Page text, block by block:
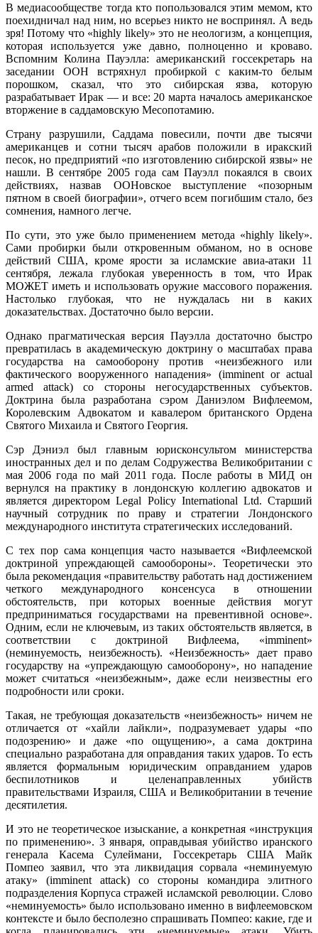
В медиасообществе тогда кто попользовался этим мемом, кто
поехидничал над ним, но всерьез никто не воспринял. А ведь
зря! Потому что «highly likely» это не неологизм, а концепция,
которая используется уже давно, полноценно и кроваво.
Вспомним Колина Пауэлла: американский госсекретарь на
заседании ООН встряхнул пробиркой с каким-то белым
порошком, сказал, что это сибирская язва, которую
разрабатывает Ирак — и все: 20 марта началось американское
вторжение в саддамовскую Месопотамию.
Страну разрушили, Саддама повесили, почти две тысячи
американцев и сотни тысяч арабов положили в иракский
песок, но предприятий «по изготовлению сибирской язвы» не
нашли. В сентябре 2005 года сам Пауэлл покаялся в своих
действиях, назвав ООНовское выступление «позорным
пятном в своей биографии», отчего всем погибшим стало, без
сомнения, намного легче.
По сути, это уже было применением метода «highly likely».
Сами пробирки были откровенным обманом, но в основе
действий США, кроме ярости за исламские авиа-атаки 11
сентября, лежала глубокая уверенность в том, что Ирак
МОЖЕТ иметь и использовать оружие массового поражения.
Настолько глубокая, что не нуждалась ни в каких
доказательствах. Достаточно было версии.
Однако прагматическая версия Пауэлла достаточно быстро
превратилась в академическую доктрину о масштабах права
государства на самооборону против «неизбежного или
фактического вооруженного нападения» (imminent or actual
armed attack) со стороны негосударственных субъектов.
Доктрина была разработана сэром Даниэлом Вифлеемом,
Королевским Адвокатом и кавалером британского Ордена
Святого Михаила и Святого Георгия.
Сэр Дэниэл был главным юрисконсультом министерства
иностранных дел и по делам Содружества Великобритании с
мая 2006 года по май 2011 года. После работы в МИД он
вернулся на практику в лондонскую коллегию адвокатов и
является директором Legal Policy International Ltd. Старший
научный сотрудник по праву и стратегии Лондонского
международного института стратегических исследований.
С тех пор сама концепция часто называется «Вифлеемской
доктриной упреждающей самообороны». Теоретически это
была рекомендация «правительству работать над достижением
четкого международного консенсуса в отношении
обстоятельств, при которых военные действия могут
предприниматься государствами на превентивной основе».
Одним, если не ключевым, из таких обстоятельств является, в
соответствии с доктриной Вифлеема, «imminent»
(неминуемость, неизбежность). «Неизбежность» дает право
государству на «упреждающую самооборону», но нападение
может считаться «неизбежным», даже если неизвестны его
подробности или сроки.
Такая, не требующая доказательств «неизбежность» ничем не
отличается от «хайли лайкли», подразумевает удары «по
подозрению» и даже «по ощущению», а сама доктрина
специально разработана для оправдания таких ударов. То есть
является формальным юридическим оправданием ударов
беспилотников и целенаправленных убийств
правительствами Израиля, США и Великобритании в течение
десятилетия.
И это не теоретическое изыскание, а конкретная «инструкция
по применению». 3 января, оправдывая убийство иранского
генерала Касема Сулеймани, Госсекретарь США Майк
Помпео заявил, что эта ликвидация сорвала «неминуемую
атаку» (imminent attack) со стороны командира элитного
подразделения Корпуса стражей исламской революции. Слово
«неминуемость» было использовано именно в вифлеемовском
контексте и было бесполезно спрашивать Помпео: какие, где и